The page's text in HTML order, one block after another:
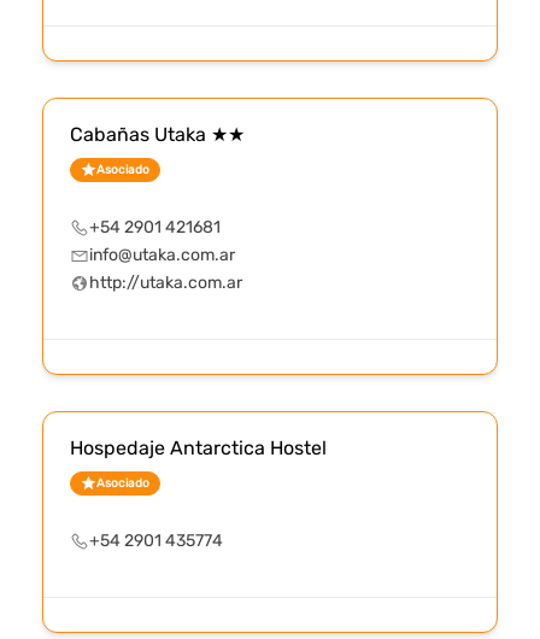
Cabañas Utaka ★★
Asociado
+54 2901 421681
info@utaka.com.ar
http://utaka.com.ar
Hospedaje Antarctica Hostel
Asociado
+54 2901 435774